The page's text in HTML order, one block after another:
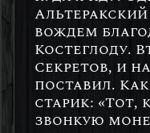
вождем
Костеглоду.
Секретов, и
поставил.
старик: «Тот,
звонкую